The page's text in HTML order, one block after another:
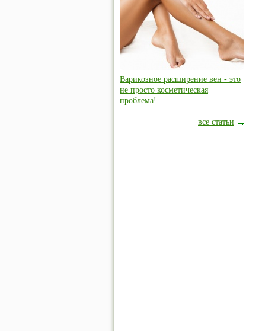
Варикозное расширение вен - это
не просто косметическая
проблема!
все статьи